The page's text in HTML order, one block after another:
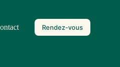
Rendez-vous